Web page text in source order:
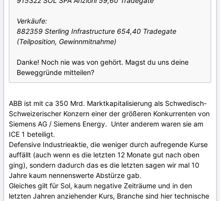
Verkäufe:
882359 Sterling Infrastructure 654,40 Tradegate
(Teilposition, Gewinnmitnahme)
Danke! Noch nie was von gehört. Magst du uns deine
Beweggründe mitteilen?
ABB ist mit ca 350 Mrd. Marktkapitalisierung als Schwedisch-
Schweizerischer Konzern einer der größeren Konkurrenten von
Siemens AG / Siemens Energy. Unter anderem waren sie am
ICE 1 beteiligt.
Defensive Industrieaktie, die weniger durch aufregende Kurse
auffällt (auch wenn es die letzten 12 Monate gut nach oben
ging), sondern dadurch das es die letzten sagen wir mal 10
Jahre kaum nennenswerte Abstürze gab.
Gleiches gilt für Sol, kaum negative Zeiträume und in den
letzten Jahren anziehender Kurs, Branche sind hier technische